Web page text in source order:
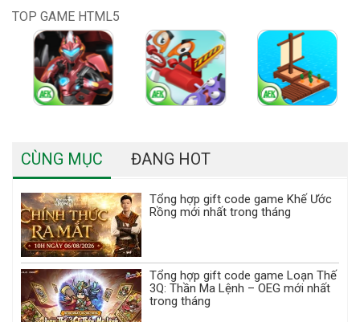
TOP GAME HTML5
CÙNG MỤC ĐANG HOT
Tổng hợp gift code game Khế Ước
Rồng mới nhất trong tháng
Tổng hợp gift code game Loạn Thế
3Q: Thần Ma Lệnh – OEG mới nhất
trong tháng